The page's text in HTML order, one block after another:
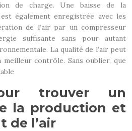
de charge. Une baisse de la
également enregistrée avec les
de l’air par un compresseur
suffisante sans pour autant
La qualité de l’air peut
contrôle. Sans oublier, que
trouver un
la production et
de l’air